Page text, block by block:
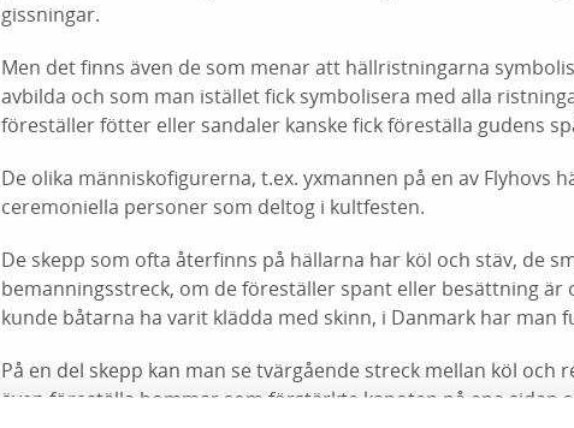
gissningar.
Men det finns även de som menar att hällristningarna
avbilda och som man istället fick symbolisera med alla
föreställer fötter eller sandaler kanske fick föreställa gudens
De olika människofigurerna, t.ex. yxmannen på en av Flyhovs
ceremoniella personer som deltog i kultfesten.
De skepp som ofta återfinns på hällarna har köl och stäv, de
bemanningsstreck, om de föreställer spant eller besättning är
kunde båtarna ha varit klädda med skinn, i Danmark har man
På en del skepp kan man se tvärgående streck mellan köl och
även föreställa bommar som förstärkte kanoten på ena sidan